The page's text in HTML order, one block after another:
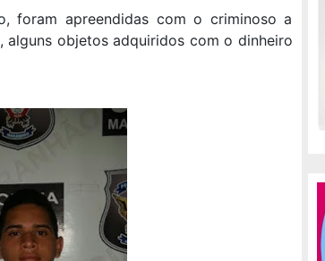
foram apreendidas com o criminoso a
alguns objetos adquiridos com o dinheiro